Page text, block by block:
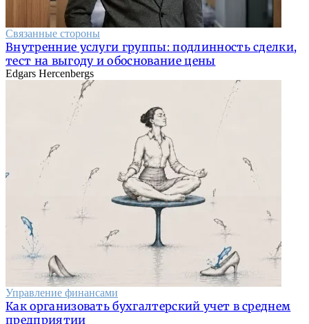
Связанные стороны
Внутренние услуги группы: подлинность сделки,
тест на выгоду и обоснование цены
Edgars Hercenbergs
Управление финансами
Как организовать бухгалтерский учет в среднем
предприятии